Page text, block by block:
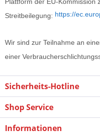
Streitbeilegung: https://
Wir sind zur Teilnahme an
einer
Sicherheits-Hotline
Shop Service
Informationen